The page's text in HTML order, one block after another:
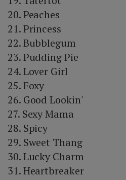
20. Peaches
21. Princess
22. Bubblegum
23. Pudding Pie
24. Lover Girl
25. Foxy
26. Good Lookin'
27. Sexy Mama
28. Spicy
29. Sweet Thang
30. Lucky Charm
31. Heartbreaker